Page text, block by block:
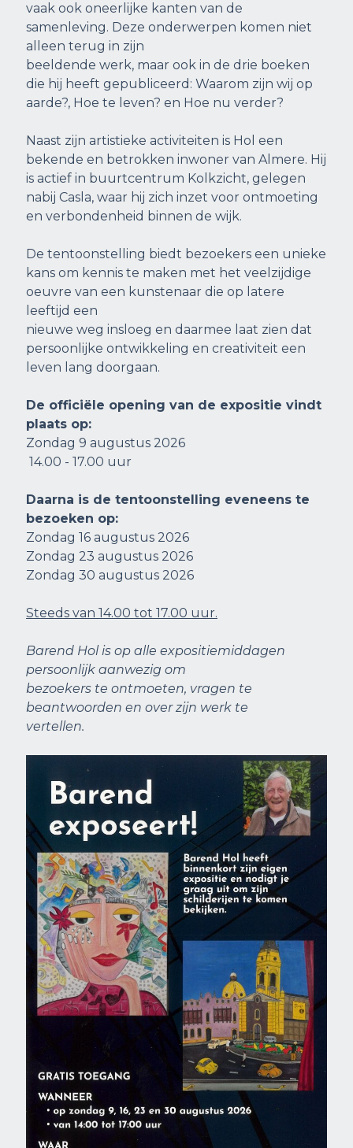
vaak ook oneerlijke kanten van de
samenleving. Deze onderwerpen komen niet
alleen terug in zijn
beeldende werk, maar ook in de drie boeken
die hij heeft gepubliceerd: Waarom zijn wij op
aarde?, Hoe te leven? en Hoe nu verder?
Naast zijn artistieke activiteiten is Hol een
bekende en betrokken inwoner van Almere. Hij
is actief in buurtcentrum Kolkzicht, gelegen
nabij Casla, waar hij zich inzet voor ontmoeting
en verbondenheid binnen de wijk.
De tentoonstelling biedt bezoekers een unieke
kans om kennis te maken met het veelzijdige
oeuvre van een kunstenaar die op latere
leeftijd een
nieuwe weg insloeg en daarmee laat zien dat
persoonlijke ontwikkeling en creativiteit een
leven lang doorgaan.
De officiële opening van de expositie vindt
plaats op:
Zondag 9 augustus 2026
14.00 - 17.00 uur
Daarna is de tentoonstelling eveneens te
bezoeken op:
Zondag 16 augustus 2026
Zondag 23 augustus 2026
Zondag 30 augustus 2026
Steeds van 14.00 tot 17.00 uur.
Barend Hol is op alle expositiemiddagen
persoonlijk aanwezig om
bezoekers te ontmoeten, vragen te
beantwoorden en over zijn werk te
vertellen.